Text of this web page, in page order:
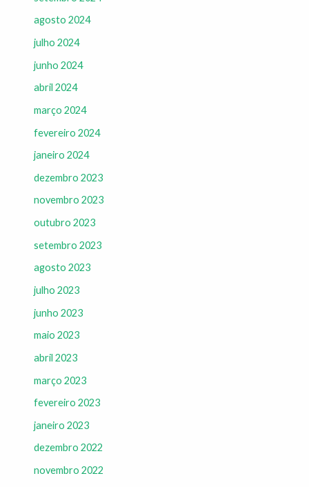
agosto 2024
julho 2024
junho 2024
abril 2024
março 2024
fevereiro 2024
janeiro 2024
dezembro 2023
novembro 2023
outubro 2023
setembro 2023
agosto 2023
julho 2023
junho 2023
maio 2023
abril 2023
março 2023
fevereiro 2023
janeiro 2023
dezembro 2022
novembro 2022